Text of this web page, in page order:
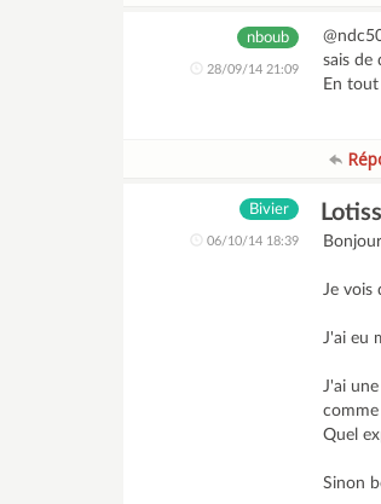
nboub
28/09/14 21:09
sais de
En
Bivier
06/10/14 18:39
Je vois
J'ai eu
J'ai
Quel
Sinon